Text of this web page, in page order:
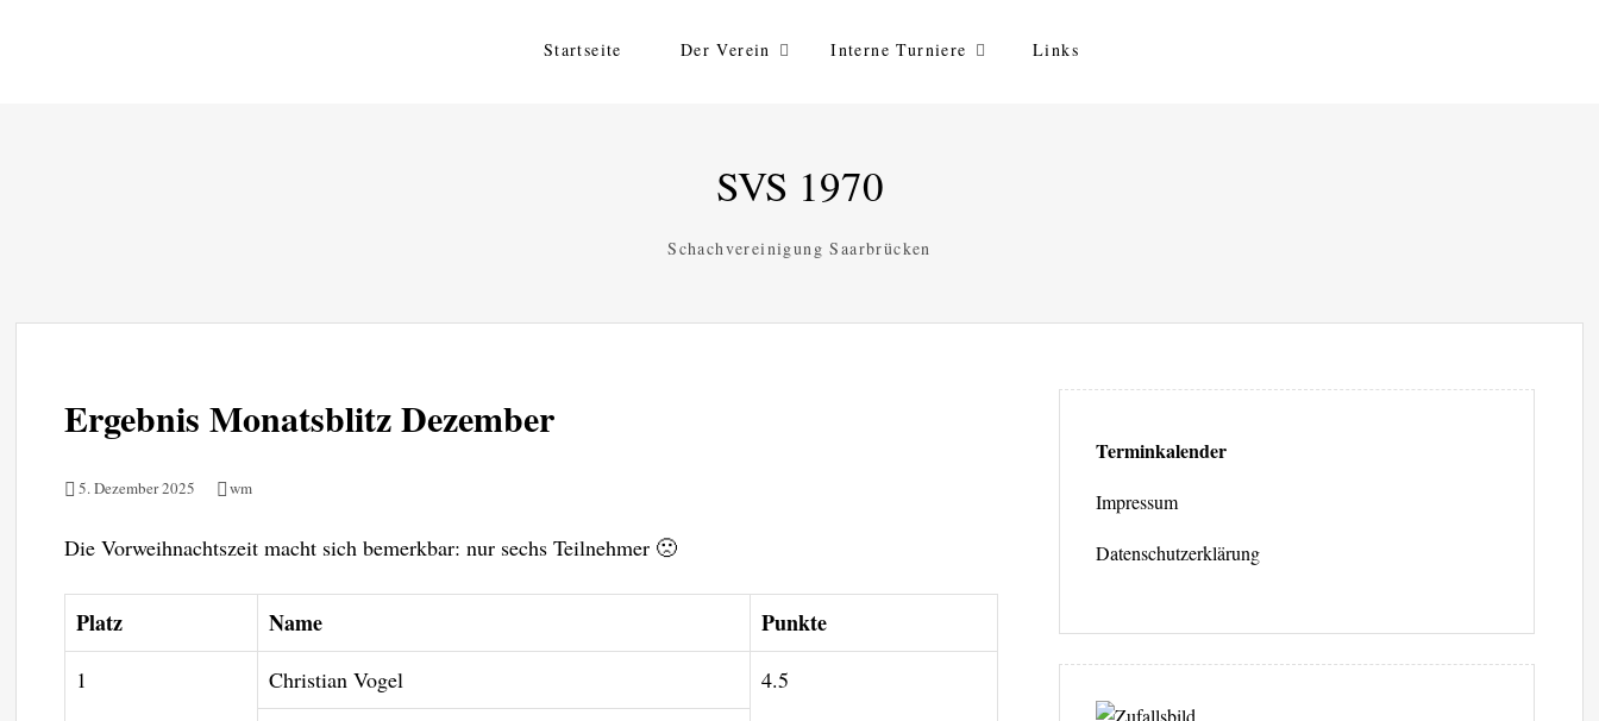
Startseite Der Verein Interne Turniere Links
SVS 1970
Schachvereinigung Saarbrücken
Ergebnis Monatsblitz Dezember
5. Dezember 2025 wm
Die Vorweihnachtszeit macht sich bemerkbar: nur sechs Teilnehmer 🙁
Platz Name Punkte
1 Christian Vogel
4.5
Terminkalender
Impressum
Datenschutzerklärung